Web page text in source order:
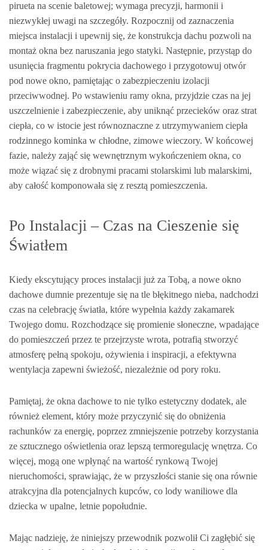
pirueta na scenie baletowej; wymaga precyzji, harmonii i
niezwykłej uwagi na szczegóły. Rozpocznij od zaznaczenia
miejsca instalacji i upewnij się, że konstrukcja dachu pozwoli na
montaż okna bez naruszania jego statyki. Następnie, przystąp do
usunięcia fragmentu pokrycia dachowego i przygotowuj otwór
pod nowe okno, pamiętając o zabezpieczeniu izolacji
przeciwwodnej. Po wstawieniu ramy okna, przyjdzie czas na jej
uszczelnienie i zabezpieczenie, aby uniknąć przecieków oraz strat
ciepła, co w istocie jest równoznaczne z utrzymywaniem ciepła
rodzinnego kominka w chłodne, zimowe wieczory. W końcowej
fazie, należy zająć się wewnętrznym wykończeniem okna, co
może wiązać się z drobnymi pracami stolarskimi lub malarskimi,
aby całość komponowała się z resztą pomieszczenia.
Po Instalacji – Czas na Cieszenie się
Światłem
Kiedy ekscytujący proces instalacji już za Tobą, a nowe okno
dachowe dumnie prezentuje się na tle błękitnego nieba, nadchodzi
czas na celebrację światła, które wypełnia każdy zakamarek
Twojego domu. Rozchodzące się promienie słoneczne, wpadające
do pomieszczeń przez te przejrzyste wrota, potrafią stworzyć
atmosferę pełną spokoju, ożywienia i inspiracji, a efektywna
wentylacja zapewni świeżość, niezależnie od pory roku.
Pamiętaj, że okna dachowe to nie tylko estetyczny dodatek, ale
również element, który może przyczynić się do obniżenia
rachunków za energię, poprzez zmniejszenie potrzeby korzystania
ze sztucznego oświetlenia oraz lepszą termoregulację wnętrza. Co
więcej, mogą one wpłynąć na wartość rynkową Twojej
nieruchomości, sprawiając, że w przyszłości stanie się ona równie
atrakcyjna dla potencjalnych kupców, co lody waniliowe dla
dziecka w upalne, letnie popołudnie.
Mając nadzieję, że niniejszy przewodnik pozwolił Ci zagłębić się